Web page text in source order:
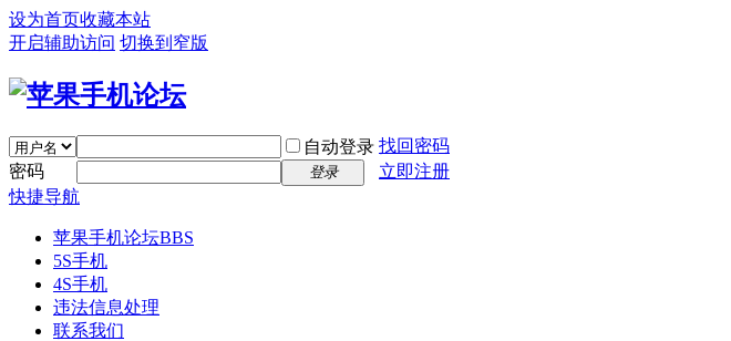
设为首页收藏本站
开启辅助访问 切换到窄版
自动登录 找回密码
密码
登录
立即注册
快捷导航
苹果手机论坛BBS
5S手机
4S手机
违法信息处理
联系我们